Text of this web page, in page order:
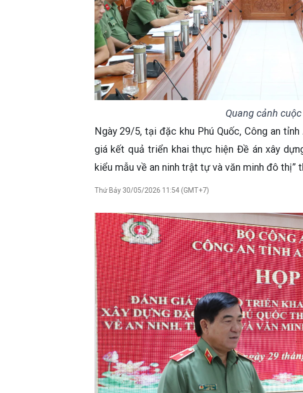
Quang cảnh
Ngày 29/5, tại đặc khu Phú Quốc, Công an
giá kết quả triển khai thực hiện Đề án xây
kiểu mẫu về an ninh trật tự và văn minh đô thị”
Thứ Bảy 30/05/2026 11:54 (GMT+7)